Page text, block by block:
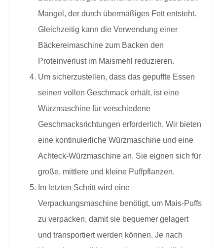
Mangel, der durch übermäßiges Fett entsteht.
Gleichzeitig kann die Verwendung einer
Bäckereimaschine zum Backen den
Proteinverlust im Maismehl reduzieren.
Um sicherzustellen, dass das gepuffte Essen
seinen vollen Geschmack erhält, ist eine
Würzmaschine für verschiedene
Geschmacksrichtungen erforderlich. Wir bieten
eine kontinuierliche Würzmaschine und eine
Achteck-Würzmaschine an. Sie eignen sich für
große, mittlere und kleine Puffpflanzen.
Im letzten Schritt wird eine
Verpackungsmaschine benötigt, um Mais-Puffs
zu verpacken, damit sie bequemer gelagert
und transportiert werden können. Je nach